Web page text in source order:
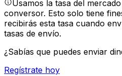
Usamos la tasa del
conversor. Esto solo tiene
recibirás esta tasa cuando
tasas de envío.
¿Sabías que puedes enviar
Regístrate hoy